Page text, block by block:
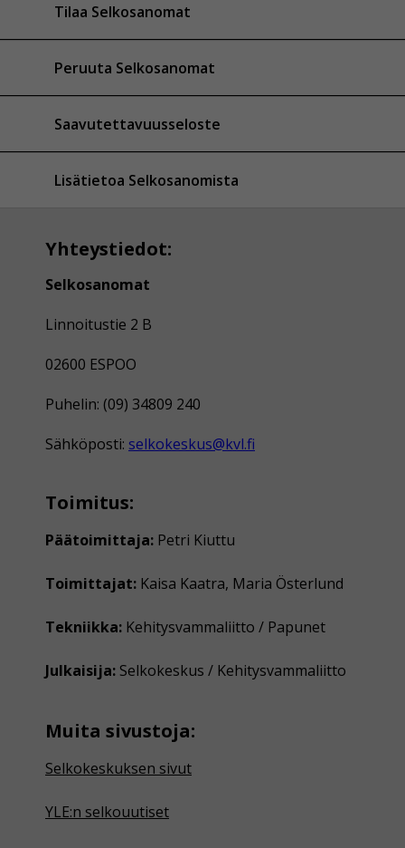
Tilaa Selkosanomat
Peruuta Selkosanomat
Saavutettavuusseloste
Lisätietoa Selkosanomista
Yhteystiedot:
Selkosanomat
Linnoitustie 2 B
02600 ESPOO
Puhelin: (09) 34809 240
Sähköposti: selkokeskus@kvl.fi
Toimitus:
Päätoimittaja: Petri Kiuttu
Toimittajat: Kaisa Kaatra, Maria Österlund
Tekniikka: Kehitysvammaliitto / Papunet
Julkaisija: Selkokeskus / Kehitysvammaliitto
Muita sivustoja:
Selkokeskuksen sivut
YLE:n selkouutiset